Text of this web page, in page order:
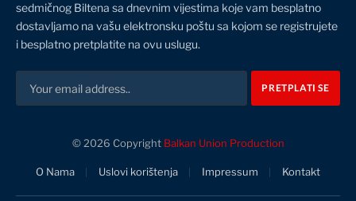
sedmičnog Biltena sa dnevnim vijestima koje vam besplatno
dostavljamo na vašu elektronsku poštu sa kojom se registrujete
i besplatno pretplatite na ovu uslugu.
© 2026 Copyright Balkan Union Production
O Nama Uslovi korištenja Impressum Kontakt